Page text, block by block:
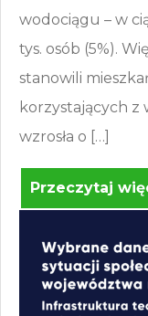
wodociągu – w
tys. osób (5%).
stanowili
korzystających
wzrosła o […]
Przeczytaj